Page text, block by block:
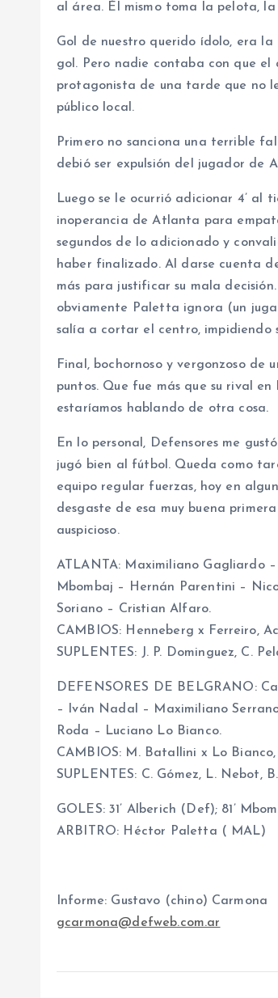
al área. Él mismo toma la pelota,
Gol de nuestro querido ídolo, era
gol. Pero nadie contaba con que el
protagonista de una tarde que no
público local.
Primero no sanciona una terrible
debió ser expulsión del jugador de
Luego se le ocurrió adicionar 4’ al
inoperancia de Atlanta para
segundos de lo adicionado y
haber finalizado. Al darse cuenta
más para justificar su mala
obviamente Paletta ignora (un
salía a cortar el centro, impidiendo
Final, bochornoso y vergonzoso de
puntos. Que fue más que su rival
estaríamos hablando de otra cosa.
En lo personal, Defensores me
jugó bien al fútbol. Queda como
equipo regular fuerzas, hoy en
desgaste de esa muy buena
auspicioso.
ATLANTA: Maximiliano Gagliardo
Mbombaj – Hernán Parentini –
Soriano – Cristian Alfaro.
CAMBIOS: Henneberg x Ferreiro,
SUPLENTES: J. P. Dominguez, C.
DEFENSORES DE BELGRANO:
– Iván Nadal – Maximiliano
Roda – Luciano Lo Bianco.
CAMBIOS: M. Batallini x Lo
SUPLENTES: C. Gómez, L. Nebot,
GOLES: 31’ Alberich (Def); 81’
ARBITRO: Héctor Paletta ( MAL)
Informe: Gustavo (chino) Carmona
gcarmona@defweb.com.ar